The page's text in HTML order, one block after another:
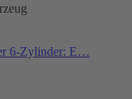
6-Zylinder: E…